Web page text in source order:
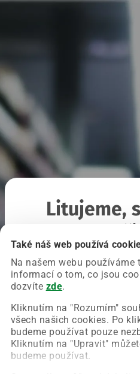
Také náš web používá
Na našem webu používáme
informací o tom, co jsou
dozvíte zde.
Kliknutím na "Rozumím"
všech našich cookies. Po
budeme používat pouze
Kliknutím na "Upravit"
budeme používat.
Litujeme,
Chyba nastala na naší
Zkuste prosím znovu
Obnovit stránku